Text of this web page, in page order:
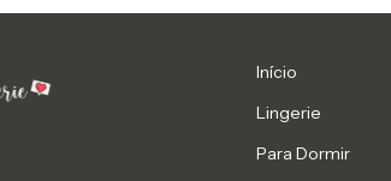
Início
Lingerie
Para Dormir